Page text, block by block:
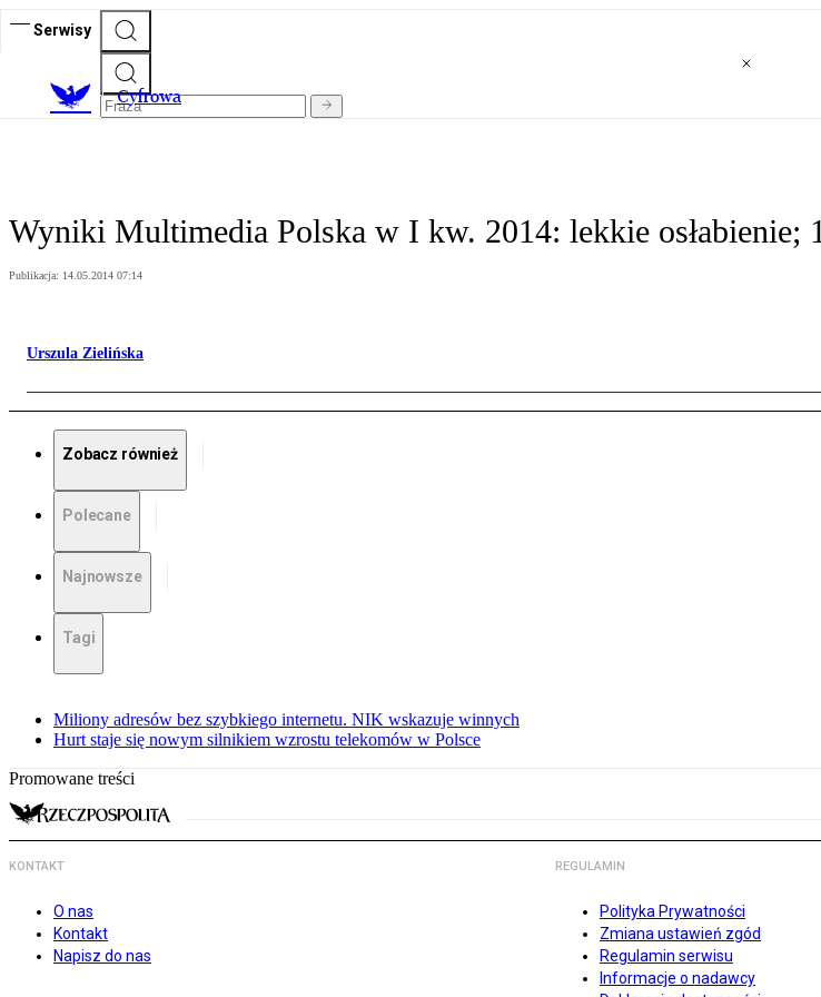
Serwisy
Cyfrowa
Wyniki Multimedia Polska w I kw. 2014: lekkie osłabienie;
Publikacja: 14.05.2014 07:14
Urszula Zielińska
Zobacz również
Polecane
Najnowsze
Tagi
Miliony adresów bez szybkiego internetu. NIK wskazuje winnych
Hurt staje się nowym silnikiem wzrostu telekomów w Polsce
Promowane treści
KONTAKT
O nas
Kontakt
Napisz do nas
REGULAMIN
Polityka Prywatności
Zmiana ustawień zgód
Regulamin serwisu
Informacje o nadawcy